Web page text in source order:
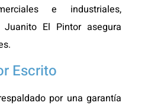
e industriales,
El Pintor asegura
Escrito
por una garantía